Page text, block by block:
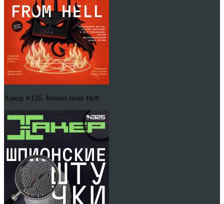
Хакер #326. Router from Hell